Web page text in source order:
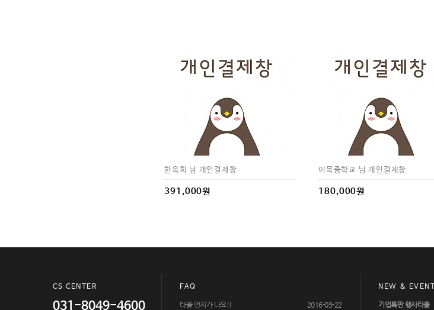
한옥희 님 개인결제창
391,000원
이목중학교 님 개인결제창
180,000원
CS CENTER
031-8049-4600
FAQ
타올 먼지가 나요!! 2016-09-22
NEW & EVENT
기업특판 행사타올